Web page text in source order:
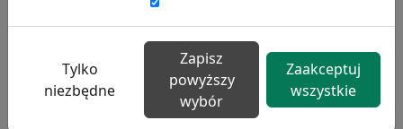
Rynekpracy.pl
sedlak.pl
wynagrodzenia.pl
raportyplacowe.pl
Tylko
niezbędne
Zapisz
powyższy
wybór
Zaakceptuj
wszystkie